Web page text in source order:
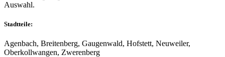
Auswahl.
Stadtteile:
Agenbach, Breitenberg, Gaugenwald, Hofstett, Neuweiler,
Oberkollwangen, Zwerenberg